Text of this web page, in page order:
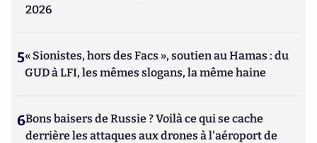
2026
5« Sionistes, hors des Facs », soutien au Hamas : du
GUD à LFI, les mêmes slogans, la même haine
6Bons baisers de Russie ? Voilà ce qui se cache
derrière les attaques aux drones à l'aéroport de